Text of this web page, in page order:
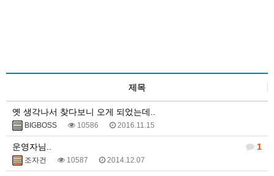
제목
옛 생각나서 찾다보니 오게 되었는데..
BIGBOSS 10586 2016.11.15
1
운영자님..
조자건 10587 2014.12.07